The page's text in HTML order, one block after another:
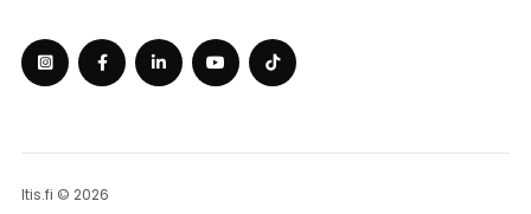
Itis.fi © 2026